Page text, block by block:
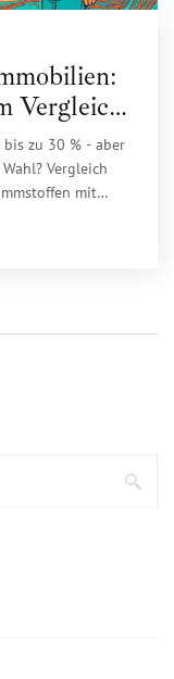
Vergleich
bis zu 30 % - aber
Vergleich
mit